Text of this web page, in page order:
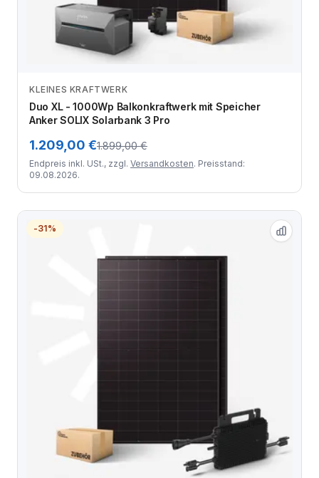
Zum Angebot
KLEINES KRAFTWERK
Duo XL - 1000Wp Balkonkraftwerk mit Speicher
Anker SOLIX Solarbank 3 Pro
1.209,00 €1.899,00 €
Endpreis inkl. USt., zzgl. Versandkosten. Preisstand:
09.08.2026.
-31%